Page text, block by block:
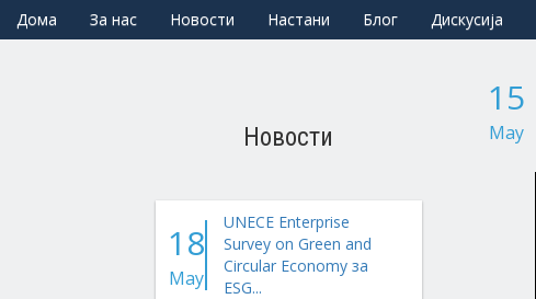
Дома За нас Новости Настани Блог Дискусија
Новости
18
May
UNECE Enterprise
Survey on Green and
Circular Economy за
ESG...
15
May